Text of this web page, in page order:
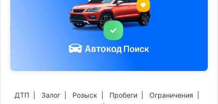
ДТП Залог Розыск Пробеги Ограничения